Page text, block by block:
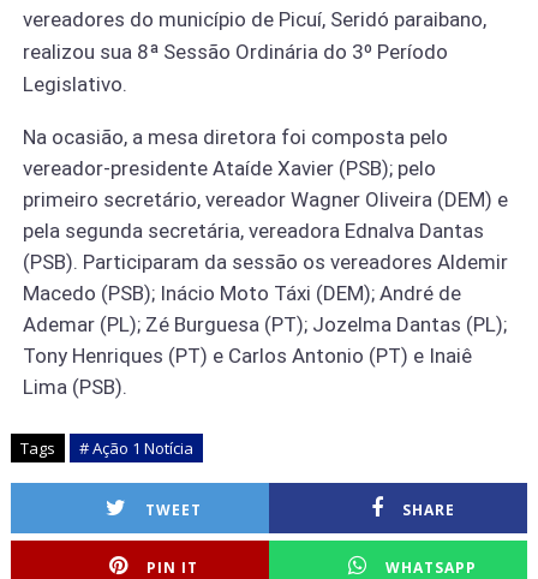
vereadores do município de Picuí, Seridó paraibano,
realizou sua 8ª Sessão Ordinária do 3º Período
Legislativo.
Na ocasião, a mesa diretora foi composta pelo
vereador-presidente Ataíde Xavier (PSB); pelo
primeiro secretário, vereador Wagner Oliveira (DEM) e
pela segunda secretária, vereadora Ednalva Dantas
(PSB). Participaram da sessão os vereadores Aldemir
Macedo (PSB); Inácio Moto Táxi (DEM); André de
Ademar (PL); Zé Burguesa (PT); Jozelma Dantas (PL);
Tony Henriques (PT) e Carlos Antonio (PT) e Inaiê
Lima (PSB).
Tags # Ação 1 Notícia
TWEET SHARE
PIN IT WHATSAPP